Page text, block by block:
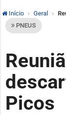
Início Geral
PNEUS
Picos